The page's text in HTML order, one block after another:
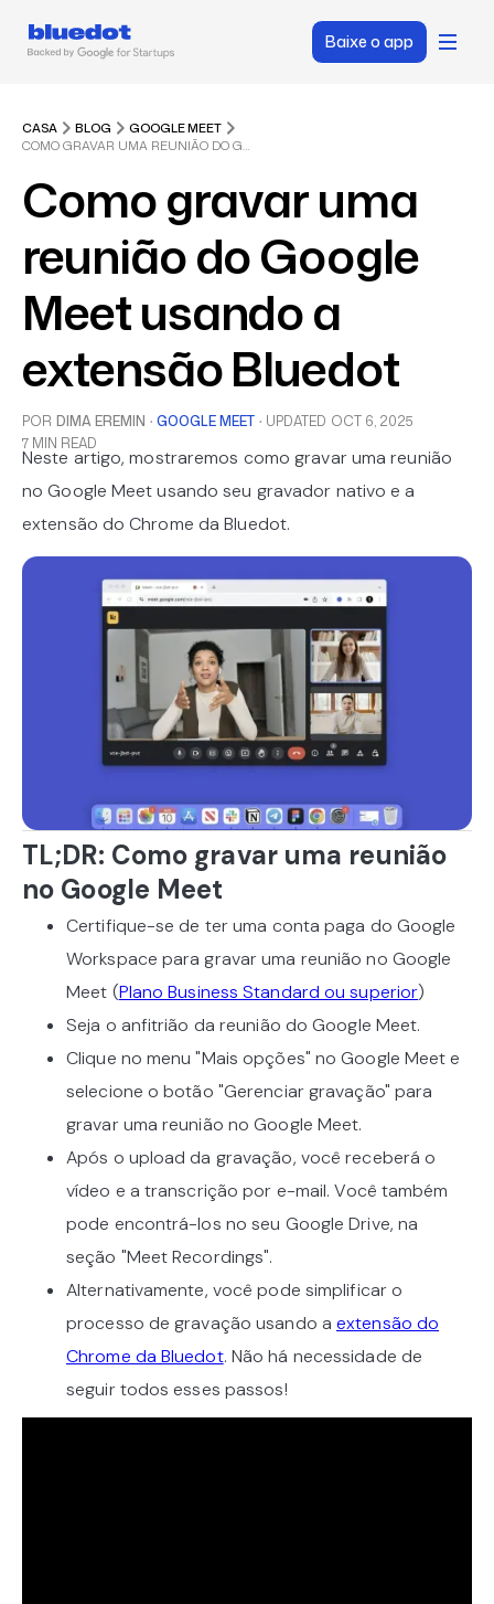
Baixe o app
CASA BLOG
GOOGLE MEET
COMO GRAVAR UMA REUNIÃO DO GOOGLE MEET USANDO A EXTENSÃO BLUEDOT
Como gravar uma
reunião do Google
Meet usando a
extensão Bluedot
POR DIMA EREMIN · GOOGLE MEET · UPDATED OCT 6, 2025
7 MIN READ
Neste artigo, mostraremos como gravar uma reunião
no Google Meet usando seu gravador nativo e a
extensão do Chrome da Bluedot.
TL;DR: Como gravar uma reunião
no Google Meet
Certifique-se de ter uma conta paga do Google
Workspace para gravar uma reunião no Google
Meet (Plano Business Standard ou superior)
Seja o anfitrião da reunião do Google Meet.
Clique no menu "Mais opções" no Google Meet e
selecione o botão "Gerenciar gravação" para
gravar uma reunião no Google Meet.
Após o upload da gravação, você receberá o
vídeo e a transcrição por e-mail. Você também
pode encontrá-los no seu Google Drive, na
seção "Meet Recordings".
Alternativamente, você pode simplificar o
processo de gravação usando aextensão do
Chrome da Bluedot. Não há necessidade de
seguir todos esses passos!